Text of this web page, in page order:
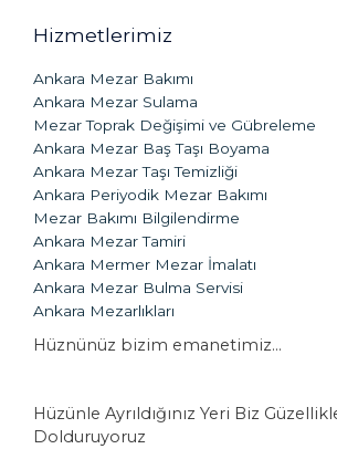
Hizmetlerimiz
Ankara Mezar Bakımı
Ankara Mezar Sulama
Mezar Toprak Değişimi ve Gübreleme
Ankara Mezar Baş Taşı Boyama
Ankara Mezar Taşı Temizliği
Ankara Periyodik Mezar Bakımı
Mezar Bakımı Bilgilendirme
Ankara Mezar Tamiri
Ankara Mermer Mezar İmalatı
Ankara Mezar Bulma Servisi
Ankara Mezarlıkları
Hüznünüz bizim emanetimiz...
Hüzünle Ayrıldığınız Yeri Biz
Dolduruyoruz